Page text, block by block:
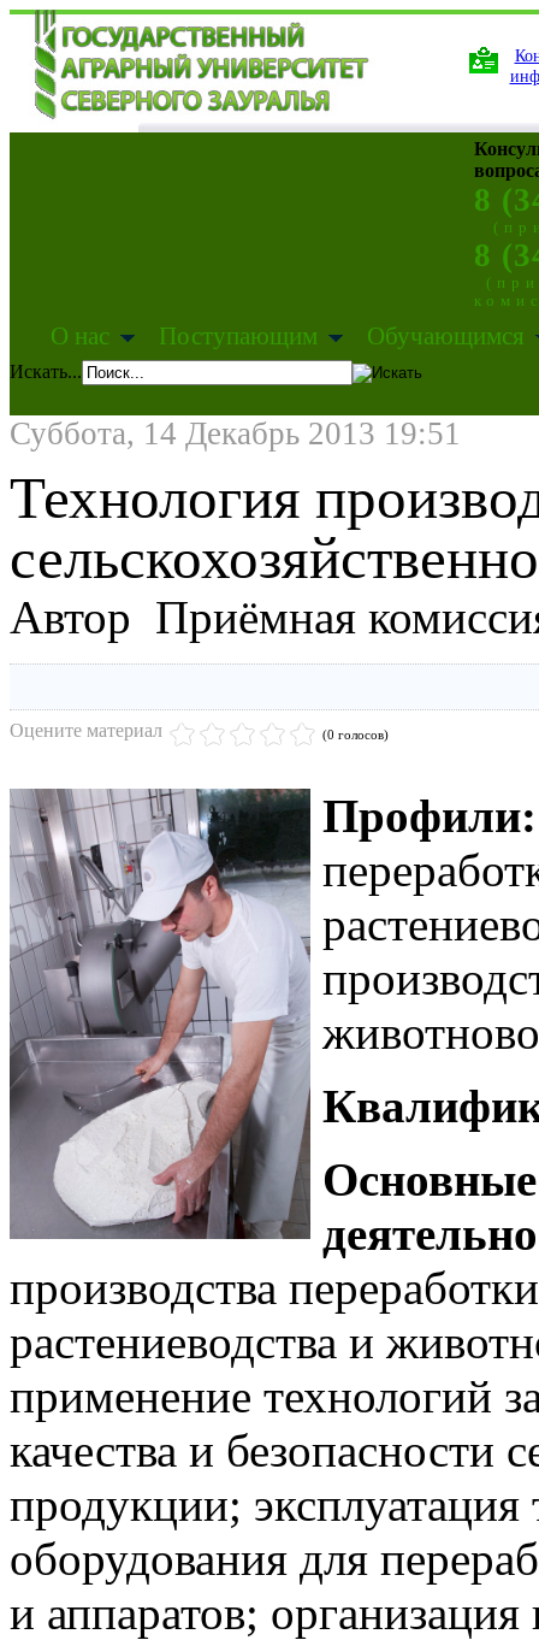
8
8
О нас Поступающим Обучающимся
Искать...
Суббота, 14 Декабрь 2013 19:51
Технология
Автор Приёмная
Оцените материал (0 голосов)
Профили:
производства
растениеводства и
применение технологий
качества и безопасности
продукции; эксплуатация
оборудования для
и аппаратов;